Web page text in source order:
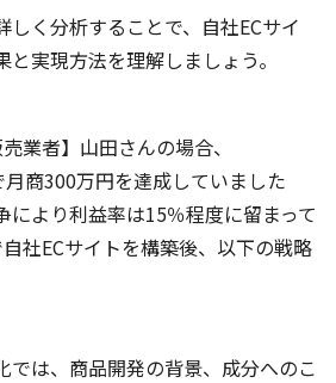
しく分析することで、自社ECサイ
と実現方法を理解しましょう。
業者】山田さんの場合、
商300万円を達成していました
により利益率は15％程度に留まって
社ECサイトを構築後、以下の戦略
では、商品開発の背景、成分へのこ